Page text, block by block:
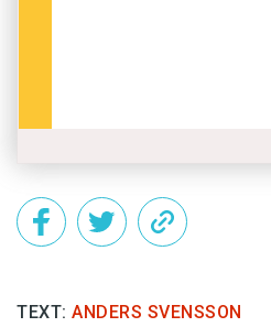
TEXT: ANDERS SVENSSON